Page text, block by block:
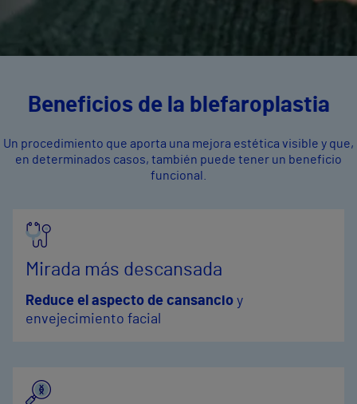
Beneficios de la blefaroplastia
Un procedimiento que aporta una mejora estética visible y que,
en determinados casos, también puede tener un beneficio
funcional.
Mirada más descansada
Reduce el aspecto de cansancio y
envejecimiento facial